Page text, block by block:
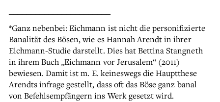
*Ganz nebenbei: Eichmann ist nicht die personifizierte
Banalität des Bösen, wie es Hannah Arendt in ihrer
Eichmann-Studie darstellt. Dies hat Bettina Stangneth
in ihrem Buch „Eichmann vor Jerusalem“ (2011)
bewiesen. Damit ist m. E. keineswegs die Hauptthese
Arendts infrage gestellt, dass oft das Böse ganz banal
von Befehlsempfängern ins Werk gesetzt wird.